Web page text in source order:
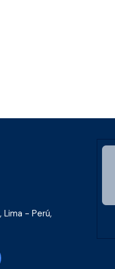
Lima - Perú,